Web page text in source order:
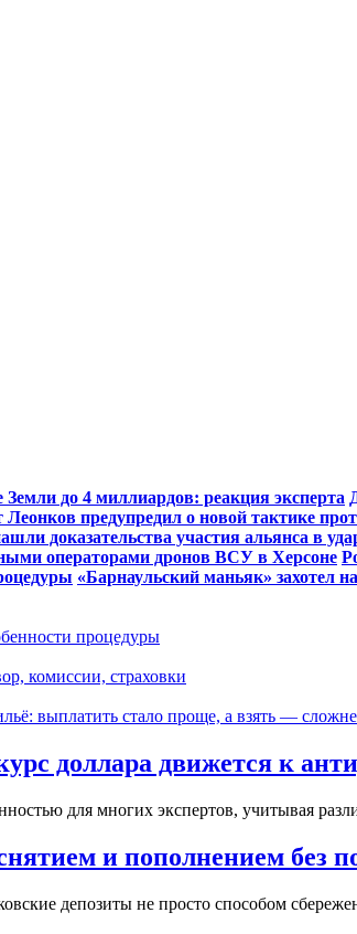
до 4 миллиардов: реакция эксперта
предупредил о новой тактике
доказательства участия альянса в
операторами дронов ВСУ в Херсоне
«Барнаульский маньяк» захотел
процедуры
комиссии, страховки
выплатить стало проще, а взять —
доллара движется к
для многих экспертов, учитывая
и пополнением без
депозиты не просто способом